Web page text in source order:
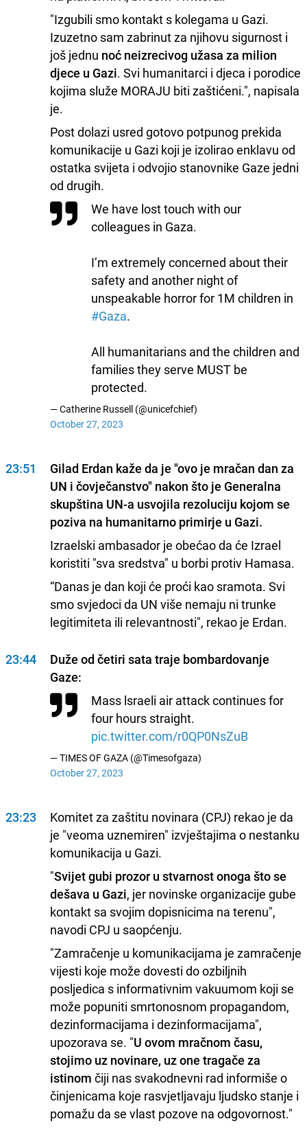
"Izgubili smo kontakt s kolegama u Gazi.
Izuzetno sam zabrinut za njihovu sigurnost i
još jednu noć neizrecivog užasa za milion
djece u Gazi. Svi humanitarci i djeca i porodice
kojima služe MORAJU biti zaštićeni.", napisala
je.
Post dolazi usred gotovo potpunog prekida
komunikacije u Gazi koji je izolirao enklavu od
ostatka svijeta i odvojio stanovnike Gaze jedni
od drugih.
We have lost touch with our
colleagues in Gaza.
I’m extremely concerned about their
safety and another night of
unspeakable horror for 1M children in
#Gaza.
All humanitarians and the children and
families they serve MUST be
protected.
— Catherine Russell (@unicefchief)
October 27, 2023
23:51
Gilad Erdan kaže da je "ovo je mračan dan za
UN i čovječanstvo" nakon što je Generalna
skupština UN-a usvojila rezoluciju kojom se
poziva na humanitarno primirje u Gazi.
Izraelski ambasador je obećao da će Izrael
koristiti "sva sredstva" u borbi protiv Hamasa.
“Danas je dan koji će proći kao sramota. Svi
smo svjedoci da UN više nemaju ni trunke
legitimiteta ili relevantnosti", rekao je Erdan.
23:44
Duže od četiri sata traje bombardovanje
Gaze:
Mass lsraeli air attack continues for
four hours straight.
pic.twitter.com/r0QP0NsZuB
— TIMES OF GAZA (@Timesofgaza)
October 27, 2023
23:23
Komitet za zaštitu novinara (CPJ) rekao je da
je "veoma uznemiren" izvještajima o nestanku
komunikacija u Gazi.
"Svijet gubi prozor u stvarnost onoga što se
dešava u Gazi, jer novinske organizacije gube
kontakt sa svojim dopisnicima na terenu",
navodi CPJ u saopćenju.
"Zamračenje u komunikacijama je zamračenje
vijesti koje može dovesti do ozbiljnih
posljedica s informativnim vakuumom koji se
može popuniti smrtonosnom propagandom,
dezinformacijama i dezinformacijama",
upozorava se. "U ovom mračnom času,
stojimo uz novinare, uz one tragače za
istinom čiji nas svakodnevni rad informiše o
činjenicama koje rasvjetljavaju ljudsko stanje i
pomažu da se vlast pozove na odgovornost."